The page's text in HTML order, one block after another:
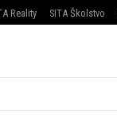
Reality SITA Školstvo